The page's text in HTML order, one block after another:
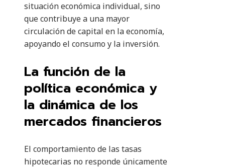
situación económica individual, sino
que contribuye a una mayor
circulación de capital en la economía,
apoyando el consumo y la inversión.
La función de la
política económica y
la dinámica de los
mercados financieros
El comportamiento de las tasas
hipotecarias no responde únicamente